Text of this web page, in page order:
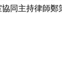
同主持律師